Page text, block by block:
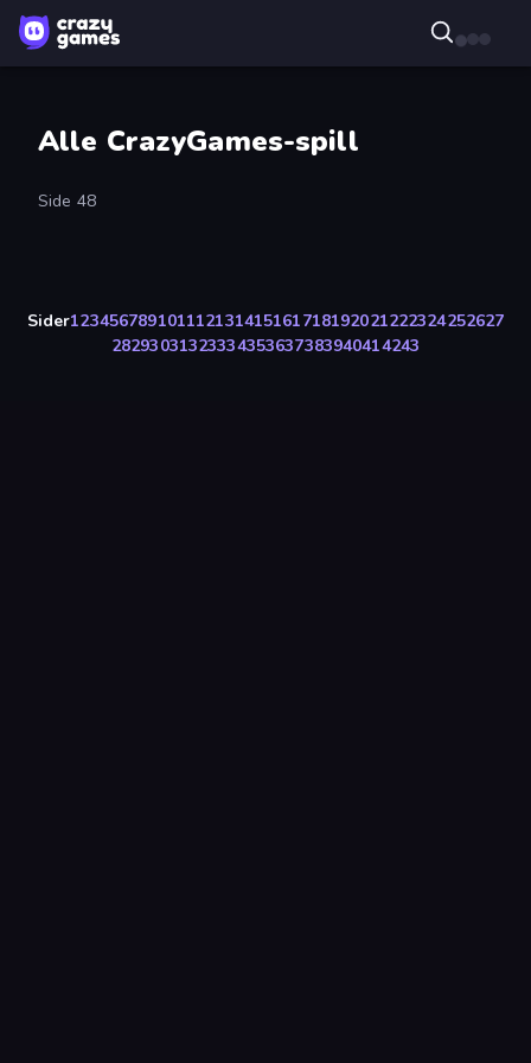
Alle CrazyGames-spill
Side 48
Sider123456789101112131415161718192021222324252627
28293031323334353637383940414243